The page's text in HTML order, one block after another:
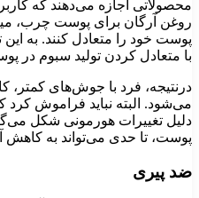
محصولاتی اجازه می‌دهند که
روغن آرگان برای پوست چرب،
پوست خود را متعادل کنند. به
با متعادل کردن تولید سبوم در
درنتیجه، فرد با جوش‌های
می‌شود. البته نباید فراموش
دلیل تغییرات هورمونی شکل
پوست، تا حدی می‌تواند به کاهش
ضد پیری